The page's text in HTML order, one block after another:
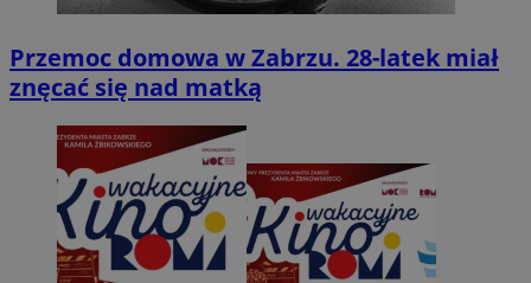
Przemoc domowa w Zabrzu. 28-latek miał
znęcać się nad matką